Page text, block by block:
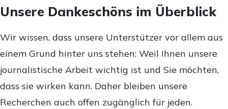
Unsere Dankeschöns im Überblick
Wir wissen, dass unsere Unterstützer vor allem aus
einem Grund hinter uns stehen: Weil Ihnen unsere
journalistische Arbeit wichtig ist und Sie möchten,
dass sie wirken kann. Daher bleiben unsere
Recherchen auch offen zugänglich für jeden.